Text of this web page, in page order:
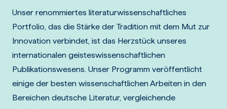
Unser renommiertes literaturwissenschaftliches
Portfolio, das die Stärke der Tradition mit dem Mut zur
Innovation verbindet, ist das Herzstück unseres
internationalen geisteswissenschaftlichen
Publikationswesens. Unser Programm veröffentlicht
einige der besten wissenschaftlichen Arbeiten in den
Bereichen deutsche Literatur, vergleichende